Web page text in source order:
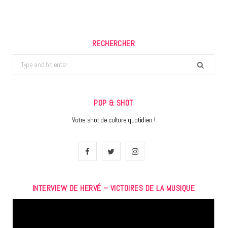
RECHERCHER
Search
for:
POP & SHOT
Votre shot de culture quotidien !
F
c
i
I
s
INTERVIEW DE HERVÉ – VICTOIRES DE LA MUSIQUE